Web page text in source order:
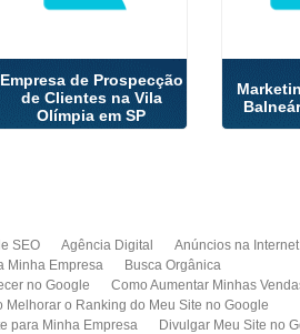
Empresa de Prospecção
de Clientes na Vila
Olímpia em SP
SEO Agência Digital
Anúncios na Internet
Minha Empresa
Busca Orgânica
no Google
Como Aumentar Minhas
Melhorar o Ranking do Meu Site no Google
para Minha Empresa
Divulgar Meu Site no